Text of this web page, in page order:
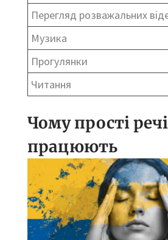
Перегляд розважальних
Музика
Прогулянки
Читання
Чому прості речі
працюють